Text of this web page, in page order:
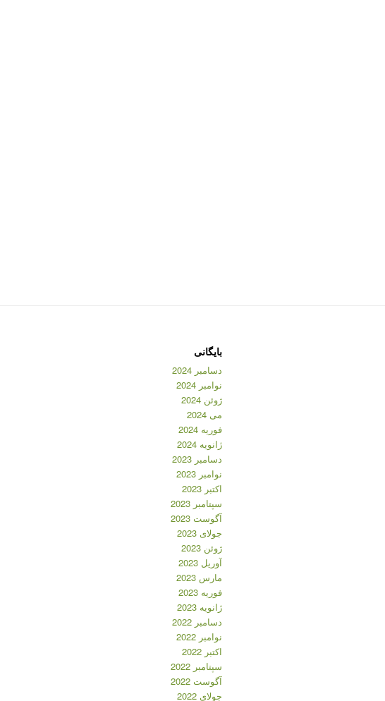
بایگانی
دسامبر 2024
نوامبر 2024
ژوئن 2024
می 2024
فوریه 2024
ژانویه 2024
دسامبر 2023
نوامبر 2023
اکتبر 2023
سپتامبر 2023
آگوست 2023
جولای 2023
ژوئن 2023
آوریل 2023
مارس 2023
فوریه 2023
ژانویه 2023
دسامبر 2022
نوامبر 2022
اکتبر 2022
سپتامبر 2022
آگوست 2022
جولای 2022